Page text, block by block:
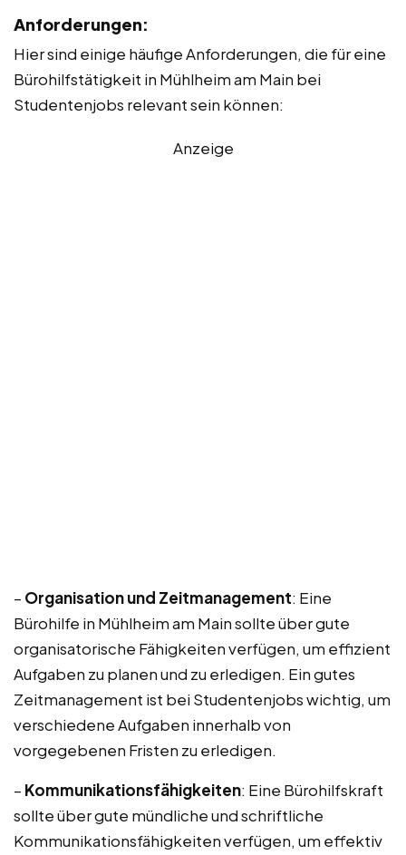
Anforderungen:
Hier sind einige häufige Anforderungen, die für eine
Bürohilfstätigkeit in Mühlheim am Main bei
Studentenjobs relevant sein können:
Anzeige
– Organisation und Zeitmanagement: Eine
Bürohilfe in Mühlheim am Main sollte über gute
organisatorische Fähigkeiten verfügen, um effizient
Aufgaben zu planen und zu erledigen. Ein gutes
Zeitmanagement ist bei Studentenjobs wichtig, um
verschiedene Aufgaben innerhalb von
vorgegebenen Fristen zu erledigen.
– Kommunikationsfähigkeiten: Eine Bürohilfskraft
sollte über gute mündliche und schriftliche
Kommunikationsfähigkeiten verfügen, um effektiv